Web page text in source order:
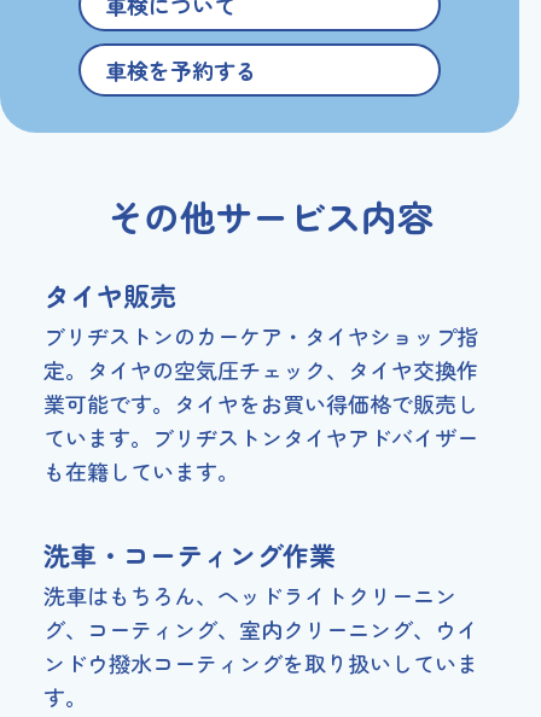
車検を予約する
その他サービス内容
タイヤ販売
ブリヂストンのカーケア・タイヤショップ指
定。 タイヤの空気圧チェック、タイヤ交換作
業可能です。 タイヤをお買い得価格で販売し
ています。 ブリヂストンタイヤアドバイザー
も在籍しています。
洗車・コーティング作業
洗車はもちろん、ヘッドライトクリーニン
グ、
コーティング、室内クリーニング、
ウイ
ンドウ撥水コーティングを取り扱いしていま
す。